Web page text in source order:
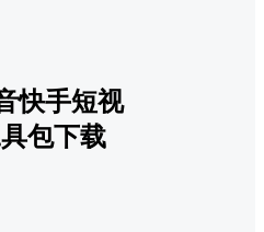
快手短视
包下载